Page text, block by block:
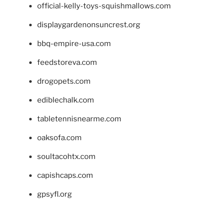
official-kelly-toys-squishmallows.com
displaygardenonsuncrest.org
bbq-empire-usa.com
feedstoreva.com
drogopets.com
ediblechalk.com
tabletennisnearme.com
oaksofa.com
soultacohtx.com
capishcaps.com
gpsyfl.org